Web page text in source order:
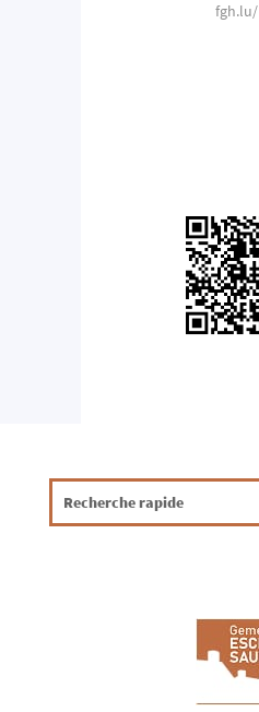
fgh.lu/